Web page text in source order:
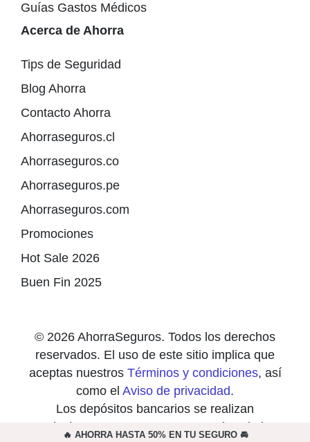
🔥 AHORRA HASTA 50% EN TU SEGURO 🚘
Guías Gastos Médicos
Acerca de Ahorra
Tips de Seguridad
Blog Ahorra
Contacto Ahorra
Ahorraseguros.cl
Ahorraseguros.co
Ahorraseguros.pe
Ahorraseguros.com
Promociones
Hot Sale 2026
Buen Fin 2025
© 2026 AhorraSeguros. Todos los derechos
reservados. El uso de este sitio implica que
aceptas nuestros Términos y condiciones, así
como el Aviso de privacidad.
Los depósitos bancarios se realizan
exclusivamente en cuentas a nombre de las